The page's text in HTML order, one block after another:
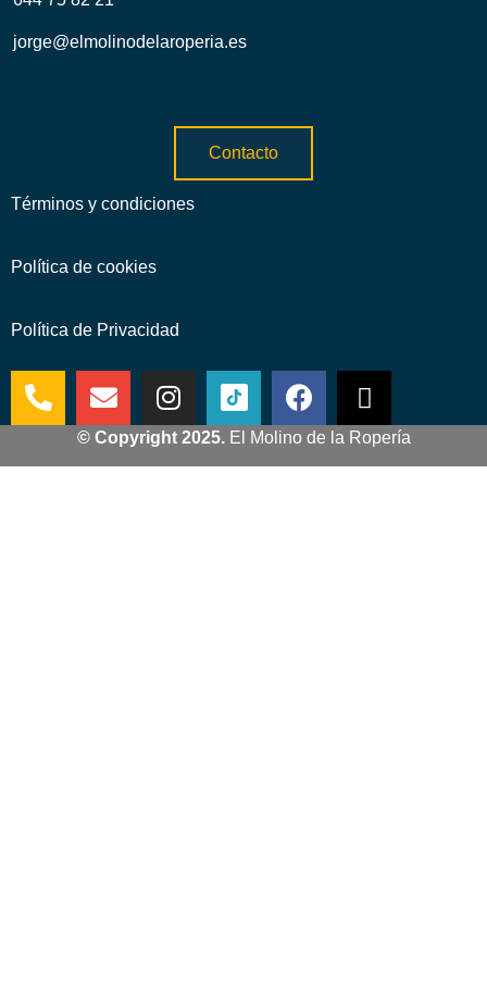
jorge@elmolinodelaroperia.es
Contacto
Términos y condiciones
Política de cookies
Política de Privacidad
© Copyright 2025. El Molino de la Ropería